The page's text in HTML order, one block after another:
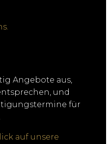
Angebote aus,
und
für
auf unsere